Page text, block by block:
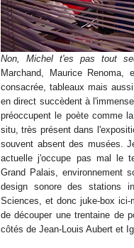
Non, Michel t'es pas tout
Marchand, Maurice
consacrée, tableaux mais
en direct succèdent à
préoccupent le poète comme
situ, très présent dans
souvent absent des musées.
actuelle j'occupe pas mal le
Grand Palais, environnement
design sonore des stations
Sciences, et donc juke-box ici-
de découper une trentaine de
côtés de Jean-Louis Aubert et